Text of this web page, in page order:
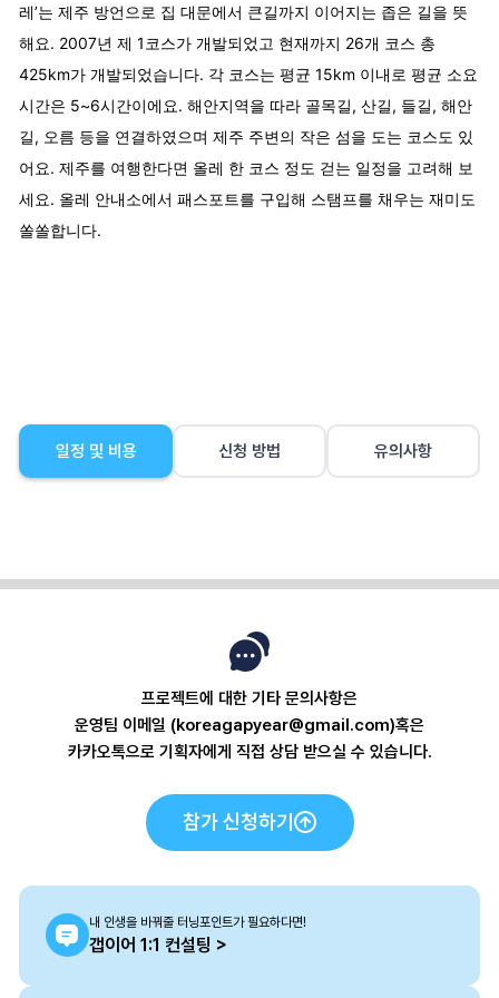
레’는 제주 방언으로 집 대문에서 큰길까지 이어지는 좁은 길을 뜻
해요. 2007년 제 1코스가 개발되었고 현재까지 26개 코스 총
425km가 개발되었습니다. 각 코스는 평균 15km 이내로 평균 소요
시간은 5~6시간이에요. 해안지역을 따라 골목길, 산길, 들길, 해안
길, 오름 등을 연결하였으며 제주 주변의 작은 섬을 도는 코스도 있
어요. 제주를 여행한다면 올레 한 코스 정도 걷는 일정을 고려해 보
세요. 올레 안내소에서 패스포트를 구입해 스탬프를 채우는 재미도
쏠쏠합니다.
일정 및 비용 신청 방법 유의사항
프로젝트에 대한 기타 문의사항은
운영팀 이메일 (koreagapyear@gmail.com)혹은
카카오톡으로 기획자에게 직접 상담 받으실 수 있습니다.
참가 신청하기
내 인생을 바꿔줄 터닝포인트가 필요하다면!
갭이어 1:1 컨설팅 >